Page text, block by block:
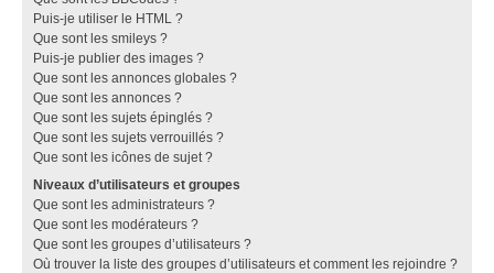
Puis-je utiliser le HTML ?
Que sont les smileys ?
Puis-je publier des images ?
Que sont les annonces globales ?
Que sont les annonces ?
Que sont les sujets épinglés ?
Que sont les sujets verrouillés ?
Que sont les icônes de sujet ?
Niveaux d’utilisateurs et groupes
Que sont les administrateurs ?
Que sont les modérateurs ?
Que sont les groupes d’utilisateurs ?
Où trouver la liste des groupes d’utilisateurs et comment les rejoindre ?